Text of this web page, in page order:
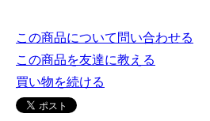
この商品について問い合わせる
この商品を友達に教える
買い物を続ける